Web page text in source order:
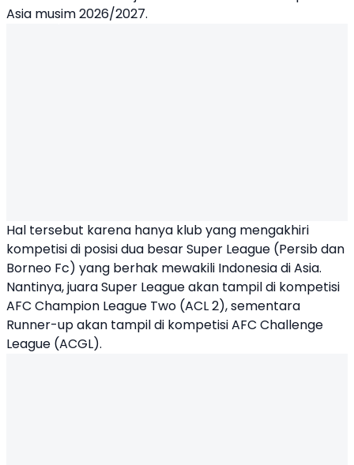
Asia musim 2026/2027.
Hal tersebut karena hanya klub yang mengakhiri
kompetisi di posisi dua besar Super League (Persib dan
Borneo Fc) yang berhak mewakili Indonesia di Asia.
Nantinya, juara Super League akan tampil di kompetisi
AFC Champion League Two (ACL 2), sementara
Runner-up akan tampil di kompetisi AFC Challenge
League (ACGL).